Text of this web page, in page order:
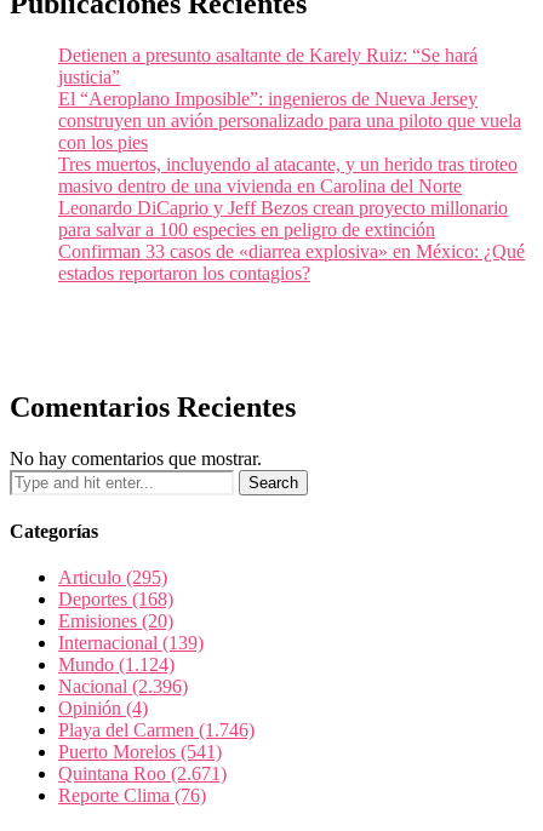
Detienen a presunto asaltante de Karely Ruiz: “Se hará
justicia”
El “Aeroplano Imposible”: ingenieros de Nueva Jersey
construyen un avión personalizado para una piloto que vuela
con los pies
Tres muertos, incluyendo al atacante, y un herido tras tiroteo
masivo dentro de una vivienda en Carolina del Norte
Leonardo DiCaprio y Jeff Bezos crean proyecto millonario
para salvar a 100 especies en peligro de extinción
Confirman 33 casos de «diarrea explosiva» en México: ¿Qué
estados reportaron los contagios?
Comentarios Recientes
No hay comentarios que mostrar.
Categorías
Articulo (295)
Deportes (168)
Emisiones (20)
Internacional (139)
Mundo (1.124)
Nacional (2.396)
Opinión (4)
Playa del Carmen (1.746)
Puerto Morelos (541)
Quintana Roo (2.671)
Reporte Clima (76)